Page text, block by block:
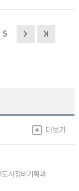
5
더보기
시정비기획과